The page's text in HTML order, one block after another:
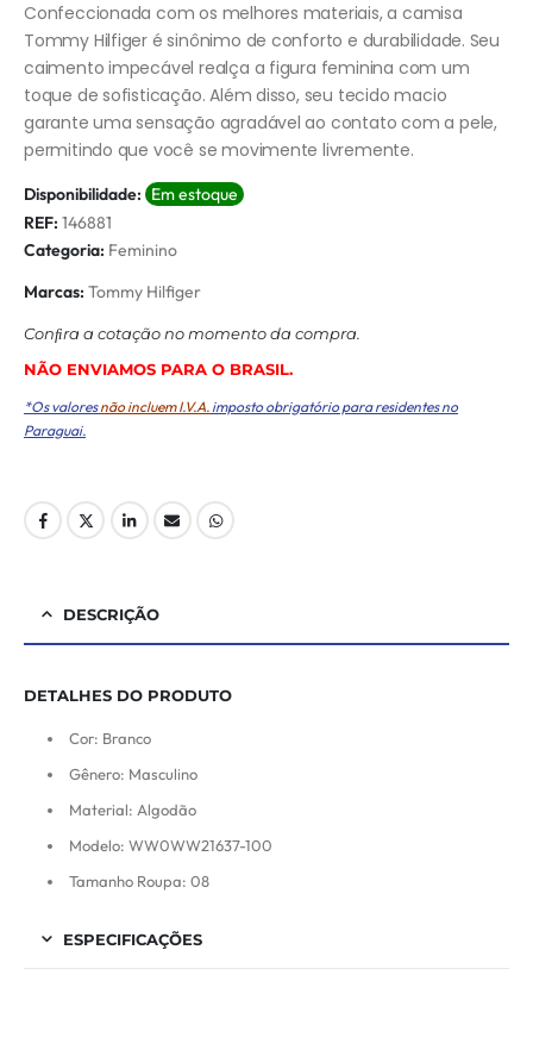
Confeccionada com os melhores materiais, a camisa
Tommy Hilfiger é sinônimo de conforto e durabilidade. Seu
caimento impecável realça a figura feminina com um
toque de sofisticação. Além disso, seu tecido macio
garante uma sensação agradável ao contato com a pele,
permitindo que você se movimente livremente.
Disponibilidade: Em estoque
REF: 146881
Categoria: Feminino
Marcas: Tommy Hilfiger
Conﬁra a cotação no momento da compra.
NÃO ENVIAMOS PARA O BRASIL.
*Os valoresnão incluem I.V.A. imposto obrigatório para residentes no
Paraguai.
DESCRIÇÃO
DETALHES DO PRODUTO
Cor: Branco
Gênero: Masculino
Material: Algodão
Modelo: WW0WW21637-100
Tamanho Roupa: 08
ESPECIFICAÇÕES